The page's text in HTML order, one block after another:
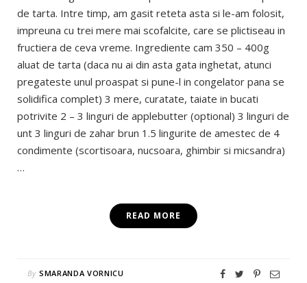
de tarta. Intre timp, am gasit reteta asta si le-am folosit,
impreuna cu trei mere mai scofalcite, care se plictiseau in
fructiera de ceva vreme. Ingrediente cam 350 – 400g
aluat de tarta (daca nu ai din asta gata inghetat, atunci
pregateste unul proaspat si pune-l in congelator pana se
solidifica complet) 3 mere, curatate, taiate in bucati
potrivite 2 – 3 linguri de applebutter (optional) 3 linguri de
unt 3 linguri de zahar brun 1.5 lingurite de amestec de 4
condimente (scortisoara, nucsoara, ghimbir si micsandra)
…
READ MORE
By SMARANDA VORNICU